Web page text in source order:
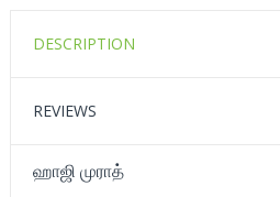
DESCRIPTION
REVIEWS
ஹாஜி முராத்